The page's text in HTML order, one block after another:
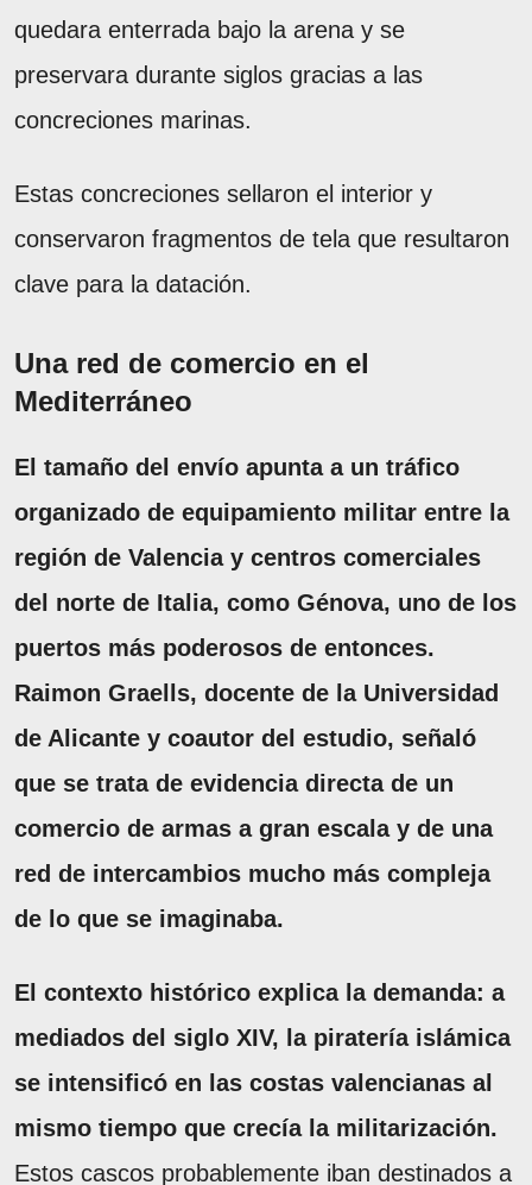
quedara enterrada bajo la arena y se
preservara durante siglos gracias a las
concreciones marinas.
Estas concreciones sellaron el interior y
conservaron fragmentos de tela que resultaron
clave para la datación.
Una red de comercio en el
Mediterráneo
El tamaño del envío apunta a un tráfico
organizado de equipamiento militar entre la
región de Valencia y centros comerciales
del norte de Italia, como Génova, uno de los
puertos más poderosos de entonces.
Raimon Graells, docente de la Universidad
de Alicante y coautor del estudio, señaló
que se trata de evidencia directa de un
comercio de armas a gran escala y de una
red de intercambios mucho más compleja
de lo que se imaginaba.
El contexto histórico explica la demanda: a
mediados del siglo XIV, la piratería islámica
se intensificó en las costas valencianas al
mismo tiempo que crecía la militarización.
Estos cascos probablemente iban destinados a